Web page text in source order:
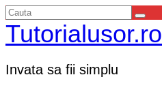
Tutorialusor.ro
Invata sa fii simplu